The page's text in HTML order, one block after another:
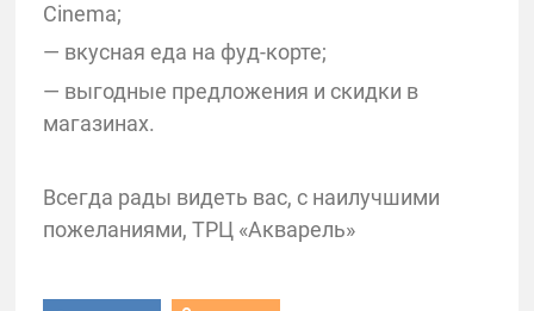
Cinema;
— вкусная еда на фуд-корте;
— выгодные предложения и скидки в
магазинах.
Всегда рады видеть вас, с наилучшими
пожеланиями, ТРЦ «Акварель»